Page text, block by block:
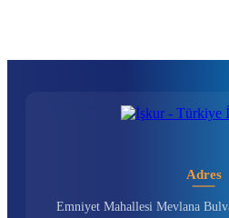
Adres
Emniyet Mahallesi Mevlana